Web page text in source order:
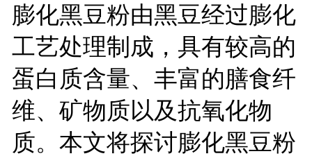
膨化黑豆粉由黑豆经过膨化
工艺处理制成，具有较高的
蛋白质含量、丰富的膳食纤
维、矿物质以及抗氧化物
质。本文将探讨膨化黑豆粉